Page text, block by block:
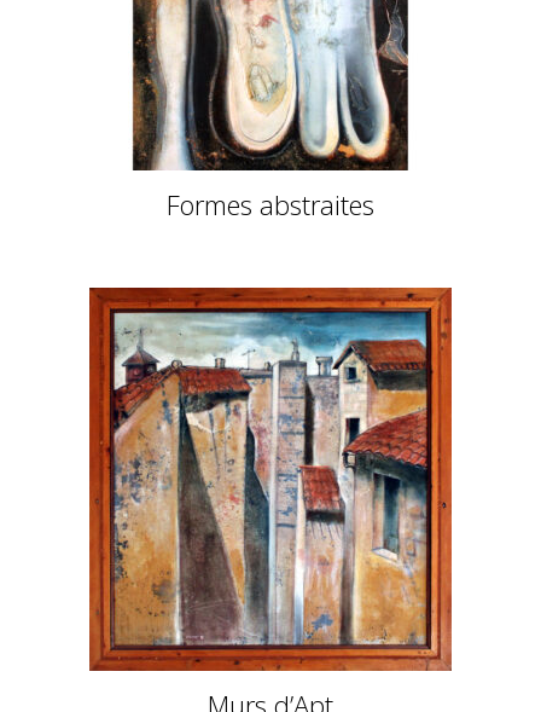
Formes abstraites
Murs d’Apt